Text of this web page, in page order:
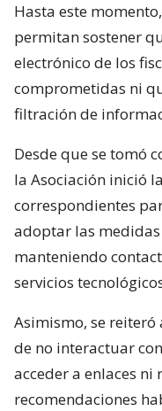
Hasta este
permitan sostener
electrónico de los
comprometidas ni
filtración de
Desde que se tomó
la Asociación inició
correspondientes
adoptar las
manteniendo
servicios
Asimismo, se
de no interactuar
acceder a enlaces
recomendaciones